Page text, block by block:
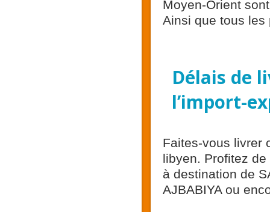
Moyen-Orient
Ainsi que tous
Délais de
l’import-
Faites-vous livrer
libyen. Profitez
à destination de
AJBABIYA ou